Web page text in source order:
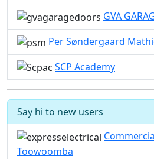
GVA
Per Søndergaard
SCP Academy
Say hi to new users
Toowoomba